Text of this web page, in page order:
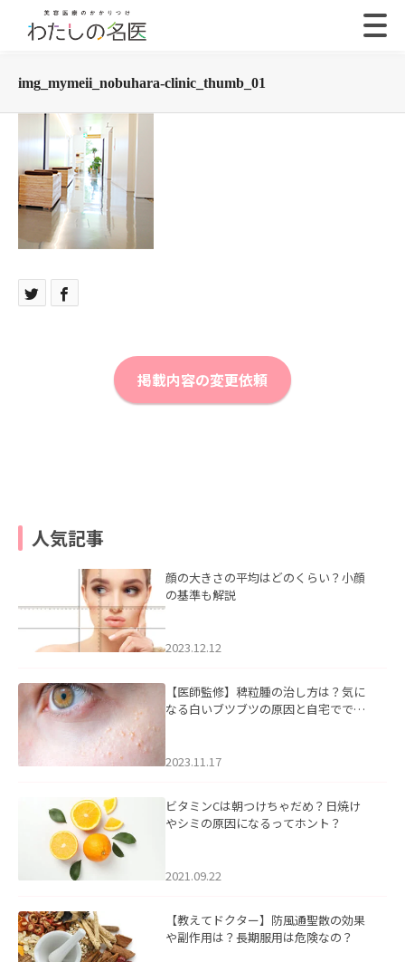
img_mymeii_nobuhara-clinic_thumb_01
掲載内容の変更依頼
人気記事
顔の大きさの平均はどのくらい？小顔
の基準も解説
2023.12.12
【医師監修】稗粒腫の治し方は？気に
なる白いブツブツの原因と自宅ででき
2023.11.17
ビタミンCは朝つけちゃだめ？日焼け
やシミの原因になるってホント？
2021.09.22
【教えてドクター】防風通聖散の効果
や副作用は？長期服用は危険なの？